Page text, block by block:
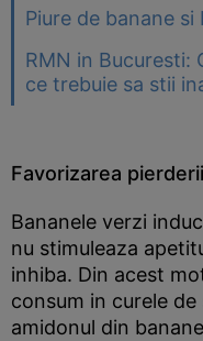
Piure de banane si
RMN in Bucuresti:
ce trebuie sa stii
Favorizarea
Bananele verzi
nu stimuleaza
inhiba. Din acest
consum in curele
amidonul din